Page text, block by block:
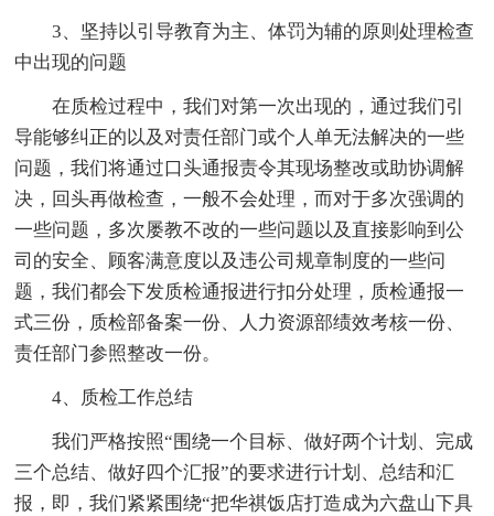
3、坚持以引导教育为主、体罚为辅的原则处理检查
中出现的问题
在质检过程中，我们对第一次出现的，通过我们引
导能够纠正的以及对责任部门或个人单无法解决的一些
问题，我们将通过口头通报责令其现场整改或助协调解
决，回头再做检查，一般不会处理，而对于多次强调的
一些问题，多次屡教不改的一些问题以及直接影响到公
司的安全、顾客满意度以及违公司规章制度的一些问
题，我们都会下发质检通报进行扣分处理，质检通报一
式三份，质检部备案一份、人力资源部绩效考核一份、
责任部门参照整改一份。
4、质检工作总结
我们严格按照“围绕一个目标、做好两个计划、完成
三个总结、做好四个汇报”的要求进行计划、总结和汇
报，即，我们紧紧围绕“把华祺饭店打造成为六盘山下具